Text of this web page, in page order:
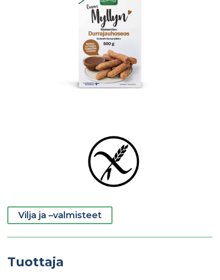
Vilja ja –valmisteet
Tuottaja